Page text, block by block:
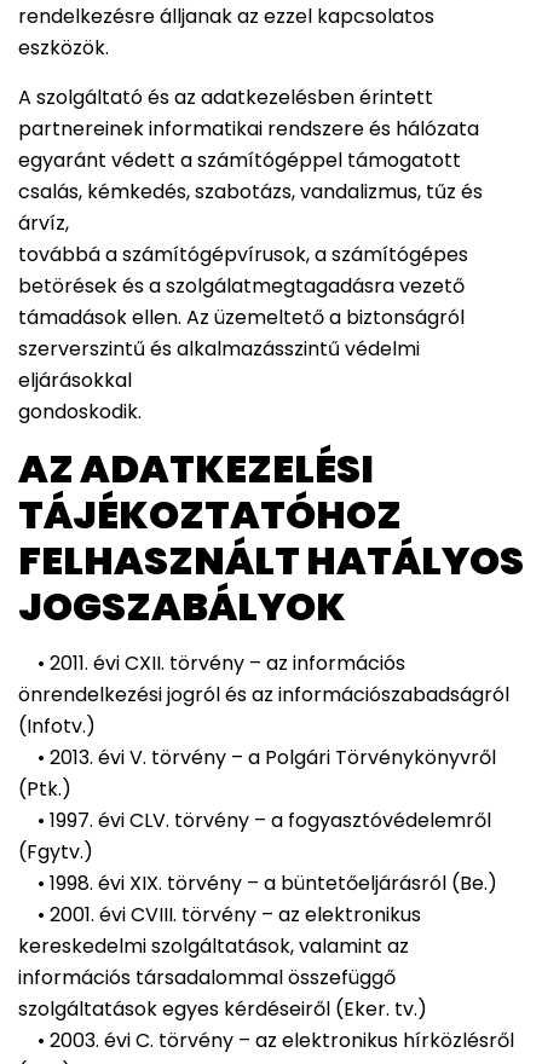
rendelkezésre álljanak az ezzel kapcsolatos
eszközök.
A szolgáltató és az adatkezelésben érintett
partnereinek informatikai rendszere és hálózata
egyaránt védett a számítógéppel támogatott
csalás, kémkedés, szabotázs, vandalizmus, tűz és
árvíz,
továbbá a számítógépvírusok, a számítógépes
betörések és a szolgálatmegtagadásra vezető
támadások ellen. Az üzemeltető a biztonságról
szerverszintű és alkalmazásszintű védelmi
eljárásokkal
gondoskodik.
AZ ADATKEZELÉSI
TÁJÉKOZTATÓHOZ
FELHASZNÁLT HATÁLYOS
JOGSZABÁLYOK
• 2011. évi CXII. törvény – az információs
önrendelkezési jogról és az információszabadságról
(Infotv.)
• 2013. évi V. törvény – a Polgári Törvénykönyvről
(Ptk.)
• 1997. évi CLV. törvény – a fogyasztóvédelemről
(Fgytv.)
• 1998. évi XIX. törvény – a büntetőeljárásról (Be.)
• 2001. évi CVIII. törvény – az elektronikus
kereskedelmi szolgáltatások, valamint az
információs társadalommal összefüggő
szolgáltatások egyes kérdéseiről (Eker. tv.)
• 2003. évi C. törvény – az elektronikus hírközlésről